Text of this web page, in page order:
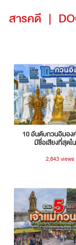
สารคดี |
10 อันดับกวนอิมอง
มีชื่อเสียงที่สุดใ
2,843 views